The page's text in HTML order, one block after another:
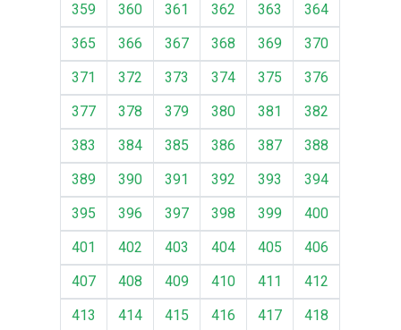
359
360 361 362 363
364
365
366 367 368 369
370
371
372 373 374 375
376
377
378 379 380 381
382
383
384 385 386 387
388
389
390 391 392 393
394
395
396 397 398 399
400
401
402 403 404 405
406
407
408 409 410 411
412
413
414 415 416 417 418